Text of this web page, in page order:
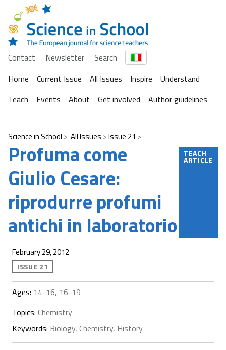
Contact Newsletter
Search
Home
Current Issue All Issues Inspire
Understand
Teach
Events About Get involved Author guidelines
Science in School All Issues Issue 21
Profuma come
Giulio Cesare:
riprodurre profumi
antichi in laboratorio
TEACH
ARTICLE
February 29, 2012
ISSUE 21
Ages: 14-16, 16-19
Topics: Chemistry
Keywords: Biology, Chemistry, History